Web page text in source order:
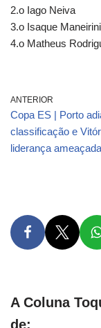
2.o Iago Neiva
3.o Isaque Maneirini
4.o Matheus
ANTERIOR
Copa ES | Porto
classificação e
liderança ameaçada
A Coluna
de: